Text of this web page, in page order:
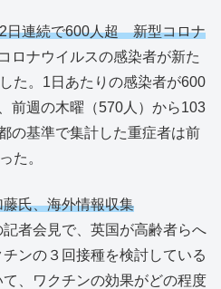
連続で600人超 新型コロナ
ロナウイルスの感染者が新た
た。1日あたりの感染者が600
前週の木曜（570人）から103
の基準で集計した重症者は前
た。
氏、海外情報収集
者会見で、英国が高齢者らへ
ンの３回接種を検討している
、ワクチンの効果がどの程度